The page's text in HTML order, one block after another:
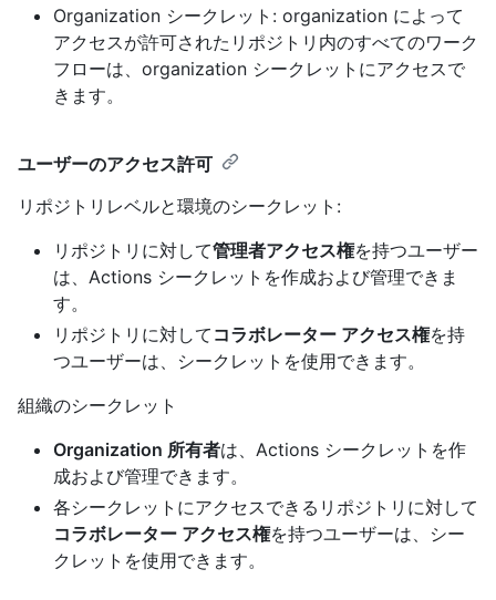
Organization シークレット: organization によって
アクセスが許可されたリポジトリ内のすべてのワーク
フローは、organization シークレットにアクセスで
きます。
ユーザーのアクセス許可
リポジトリレベルと環境のシークレット:
リポジトリに対して管理者アクセス権を持つユーザー
は、Actions シークレットを作成および管理できま
す。
リポジトリに対して コラボレーター アクセス権を持
つユーザーは、シークレットを使用できます。
組織のシークレット
Organization 所有者は、Actions シークレットを作
成および管理できます。
各シークレットにアクセスできるリポジトリに対して
コラボレーター アクセス権を持つユーザーは、シー
クレットを使用できます。